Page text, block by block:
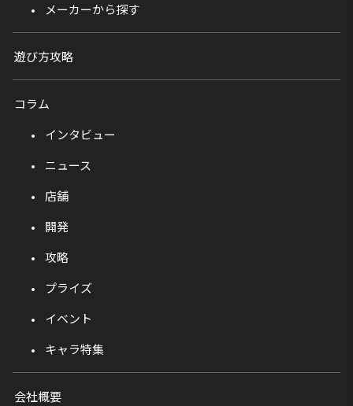
メーカーから探す
遊び方攻略
コラム
インタビュー
ニュース
店舗
開発
攻略
プライズ
イベント
キャラ特集
会社概要